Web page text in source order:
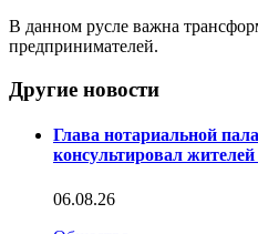
В данном русле важна
предпринимателей.
Другие новости
Глава нотариальной
консультировал
06.08.26